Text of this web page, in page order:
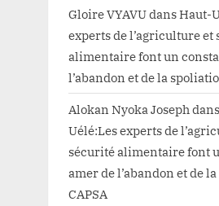
Gloire VYAVUdansHaut-
experts de l’agriculture et
alimentaire font un
l’abandon et de la
Alokan Nyoka Josephdans
Uélé:Les experts de
sécurité alimentaire font
amer de l’abandon et de
CAPSA